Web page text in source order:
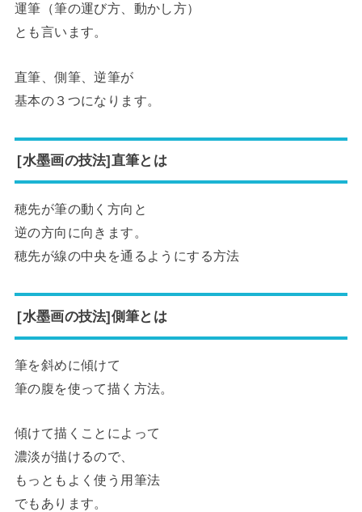
運筆（筆の運び方、動かし方）
とも言います。
直筆、側筆、逆筆が
基本の３つになります。
[水墨画の技法]直筆とは
穂先が筆の動く方向と
逆の方向に向きます。
穂先が線の中央を通るようにする方法
[水墨画の技法]側筆とは
筆を斜めに傾けて
筆の腹を使って描く方法。
傾けて描くことによって
濃淡が描けるので、
もっともよく使う用筆法
でもあります。